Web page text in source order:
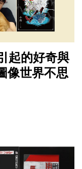
起的好奇與
像世界不思